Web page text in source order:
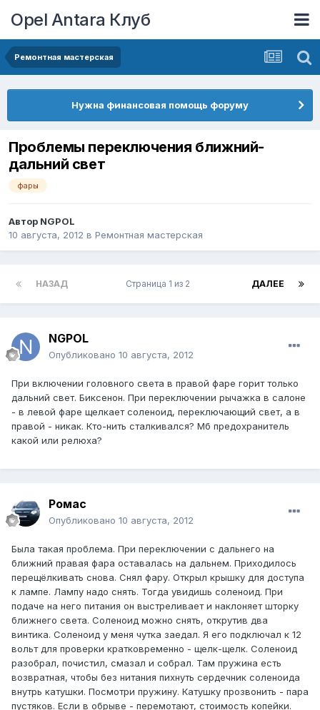
Opel Antara Клуб
Ремонтная мастерская
Нужна финансовая помощь форуму
Проблемы переключения ближний-
дальний свет
фары
Автор NGPOL
10 августа, 2012 в Ремонтная мастерская
НАЗАД ДАЛЕЕ
Страница 1 из 2
NGPOL
Опубликовано 10 августа, 2012
При включении головного света в правой фаре горит только
дальний свет. Биксенон. При переключении рычажка в салоне
- в левой фаре щелкает соленоид, переключающий свет, а в
правой - никак. Кто-нить сталкивался? Мб предохранитель
какой или релюха?
Ромас
Опубликовано 10 августа, 2012
Была такая проблема. При переключении с дальнего на
ближний правая фара оставалась на дальнем. Приходилось
перещёлкивать снова. Снял фару. Открыл крышку для доступа
к лампе. Лампу надо снять. Тогда увидишь соленоид. При
подаче на него питания он выстреливает и наклоняет шторку
ближнего света. Соленоид можно снять, открутив два
винтика. Соленоид у меня чутка заедал. Я его подключал к 12
вольт для проверки кратковременно - щелк-щелк. Соленоид
разобрал, почистил, смазал и собрал. Там пружина есть
возвратная, чтобы без нитания пихнуть сердечник соленоида
внутрь катушки. Посмотри пружину. Катушку прозвонить - пара
пустяков. Если в обрыве - перемотают, стоимость копейки.